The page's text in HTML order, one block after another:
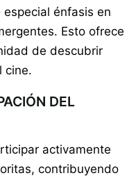
énfasis en
Esto ofrece
de descubrir
cine.
DEL
activamente
contribuyendo